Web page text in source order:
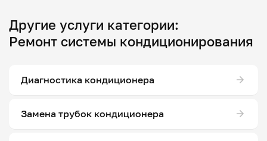
Другие услуги категории:
Ремонт системы кондиционирования
Диагностика кондиционера
Замена трубок кондиционера